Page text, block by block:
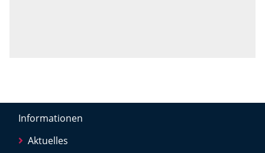
Informationen
Aktuelles